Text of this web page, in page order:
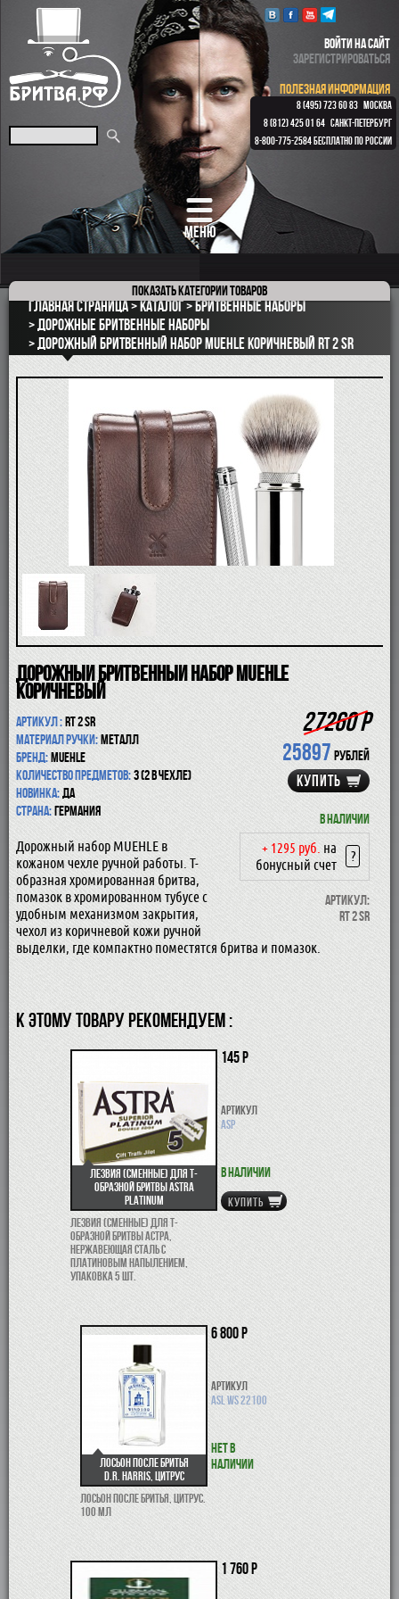
МЕНЮ
ВОЙТИ НА САЙТ
ЗАРЕГИСТРИРОВАТЬСЯ
ПОЛЕЗНАЯ ИНФОРМАЦИЯ
8 (495) 723 60 83 МОСКВА
8 (812) 425 01 64 САНКТ-ПЕТЕРБУРГ
8-800-775-2584 БЕСПЛАТНО ПО РОССИИ
Показатькатегории товаров
ПОДАРОЧНЫЕ НАБОРЫ
ОПАСНЫЕ БРИТВЫ
РЕМНИ
КЛАССИЧЕСКИЕ СТАНКИ
БРИТВЕННЫЕ НАБОРЫ
СОВРЕМЕННЫЕ БРИТВЫ
ФУТЛЯРЫ
ДЛЯ БРИТЬЯ
ПОСЛЕ БРИТЬЯ
ДЛЯ БОРОДЫ И УСОВ
ДЛЯ ВОЛОС И ТЕЛА
ПАРФЮМ
ЧАШКИ
КОСМЕТИЧКИ
АКСЕССУАРЫ
МАНИКЮРНЫЕ ИНСТРУМЕНТЫ
СКИДКА
Главная страница Каталог
Бритвенные наборы
Дорожные бритвенные наборы
Дорожный бритвенный набор MUEHLE коричневый RT 2 SR
Дорожный бритвенный набор MUEHLE
коричневый
27260 Р
25897 рублей
КУПИТЬ
В наличии
+ 1295 руб. на
бонусный счет
?
Артикул:
RT 2 SR
Артикул :RT 2 SR
Материал ручки:металл
Бренд:Muehle
Количество предметов:3 (2 в чехле)
Новинка:да
Страна:Германия
Дорожный набор MUEHLE в
кожаном чехле ручной работы. Т-
образная хромированная бритва,
помазок в хромированном тубусе с
удобным механизмом закрытия,
чехол из коричневой кожи ручной
выделки, где компактно поместятся бритва и помазок.
К ЭТОМУ ТОВАРУ РЕКОМЕНДУЕМ :
Лезвия (сменные) для Т-
образной бритвы Astra
Platinum
Лезвия (сменные) для Т-
образной бритвы Астра,
нержавеющая сталь с
платиновым напылением,
упаковка 5 шт.
145 р
Артикул
ASP
В наличии
КУПИТЬ
Лосьон после бритья
D.R. Harris, цитрус
Лосьон после бритья, цитрус.
100 мл
6 800 р
Артикул
ASL WS 22100
Нет в
наличии
1 760 р